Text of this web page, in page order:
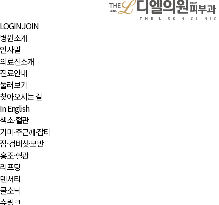
LOGINJOIN
병원소개
인사말
의료진소개
진료안내
둘러보기
찾아오시는 길
In English
색소·혈관
기미·주근깨·잡티
점·검버섯·모반
홍조·혈관
리프팅
덴서티
쿨소닉
슈링크